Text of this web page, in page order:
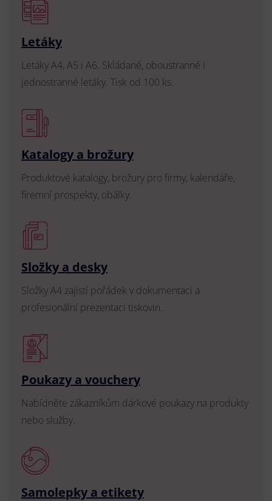
Letáky
Letáky A4, A5 i A6. Skládané, oboustranné i
jednostranné letáky. Tisk od 100 ks.
Katalogy a brožury
Produktové katalogy, brožury pro firmy, kalendáře,
firemní prospekty, obálky.
Složky a desky
Složky A4 zajistí pořádek v dokumentaci a
profesionální prezentaci tiskovin.
Poukazy a vouchery
Nabídněte zákazníkům dárkové poukazy na produkty
nebo služby.
Samolepky a etikety